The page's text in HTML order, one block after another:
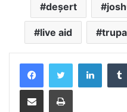
deșert
live aid trupa
Distribuie prin mail Tipărește